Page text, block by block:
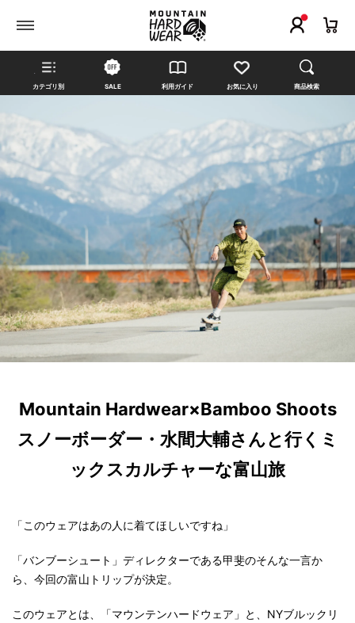
カテゴリ別 SALE 利用ガイド お気に入り 商品検索
Mountain Hardwear×Bamboo Shoots
スノーボーダー・水間大輔さんと行くミ
ックスカルチャーな富山旅
「このウェアはあの人に着てほしいですね」
「バンブーシュート」ディレクターである甲斐のそんな一言か
ら、今回の富山トリップが決定。
このウェアとは、「マウンテンハードウェア」と、NYブルックリ